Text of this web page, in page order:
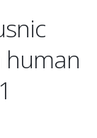
human